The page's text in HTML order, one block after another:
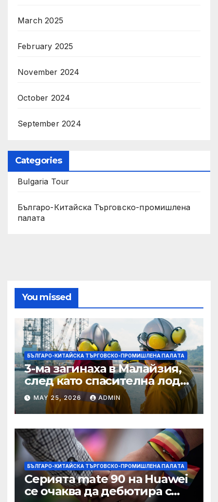
March 2025
February 2025
November 2024
October 2024
September 2024
Categories
Bulgaria Tour
Българо-Китайска Търговско-промишлена
палaта
You missed
БЪЛГАРО-КИТАЙСКА ТЪРГОВСКО-ПРОМИШЛЕНА ПАЛAТА
3-ма загинаха в Малайзия,
след като спасителна лодка
падна в морето от
плаващия кораб на
Petronas
MAY 25, 2026 ADMIN
БЪЛГАРО-КИТАЙСКА ТЪРГОВСКО-ПРОМИШЛЕНА ПАЛAТА
Серията mate 90 на Huawei
се очаква да дебютира с